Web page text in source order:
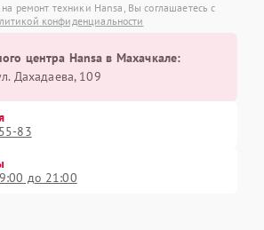
ремонт техники Hansa, Вы соглашаетесь с
конфиденциальности
центра Hansa в Махачкале:
Дахадаева, 109
83
до 21:00